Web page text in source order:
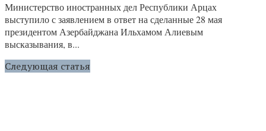
Министерство иностранных дел Республики Арцах
выступило с заявлением в ответ на сделанные 28 мая
президентом Азербайджана Ильхамом Алиевым
высказывания, в...
Следующая статья